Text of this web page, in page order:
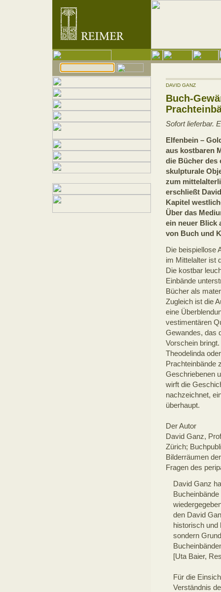
DAVID GANZ
Buch-
Sofort lieferbar.
Elfenbein –
aus kostbaren
die Bücher
skulpturale
zum
erschließt
Kapitel
Über das
ein neuer Blick
von Buch und
Die beispiellose
im Mittelalter ist
Die kostbar
Einbände
Bücher als
Zugleich ist die
eine
vestimentären
Gewandes, das
Vorschein
Theodelinda
Prachteinbände
Geschriebenen
wirft die
nachzeichnet,
überhaupt.
Der Autor
David Ganz,
Zürich;
Bilderräumen
Fragen des
David Ganz
den David
historisch und
sondern
[Uta Baier,
Für die
Verständnis